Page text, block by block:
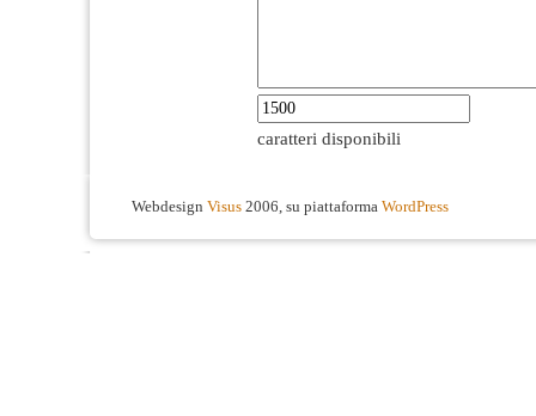
caratteri disponibili
Webdesign Visus 2006, su piattaforma WordPress